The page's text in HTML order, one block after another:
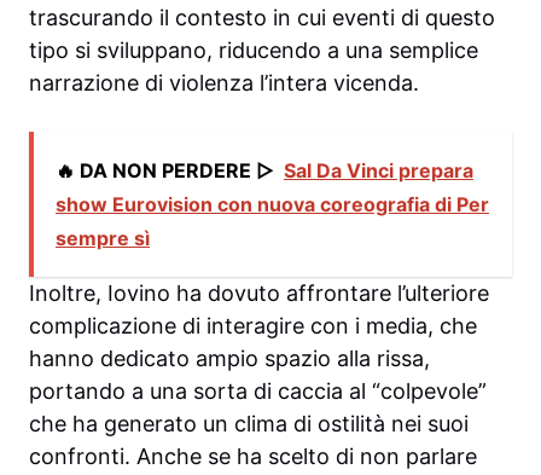
trascurando il contesto in cui eventi di questo
tipo si sviluppano, riducendo a una semplice
narrazione di violenza l’intera vicenda.
🔥 DA NON PERDERE ▷ Sal Da Vinci prepara
show Eurovision con nuova coreografia di Per
sempre sì
Inoltre, Iovino ha dovuto affrontare l’ulteriore
complicazione di interagire con i media, che
hanno dedicato ampio spazio alla rissa,
portando a una sorta di caccia al “colpevole”
che ha generato un clima di ostilità nei suoi
confronti. Anche se ha scelto di non parlare